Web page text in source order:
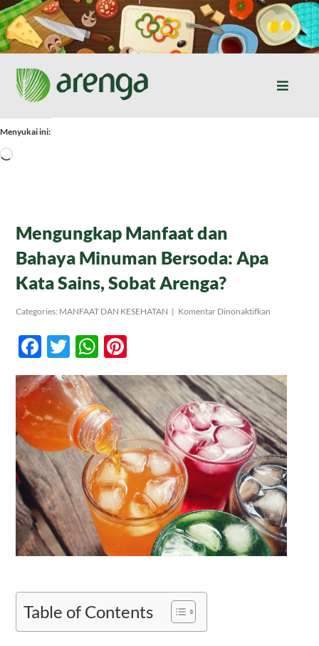
Skip
to
content
Toggle
Home
Tentang Kami
Produk
Kontak
Menyukai ini:
Memuat...
Mengungkap Manfaat dan
Bahaya Minuman Bersoda: Apa
Kata Sains, Sobat Arenga?
Categories: MANFAAT DAN KESEHATAN | Komentar Dinonaktifkan
Bersoda:
Apa
Kata
Sains,
Sobat
Arenga?
Facebook
TwitterWhatsApp
Table of Contents